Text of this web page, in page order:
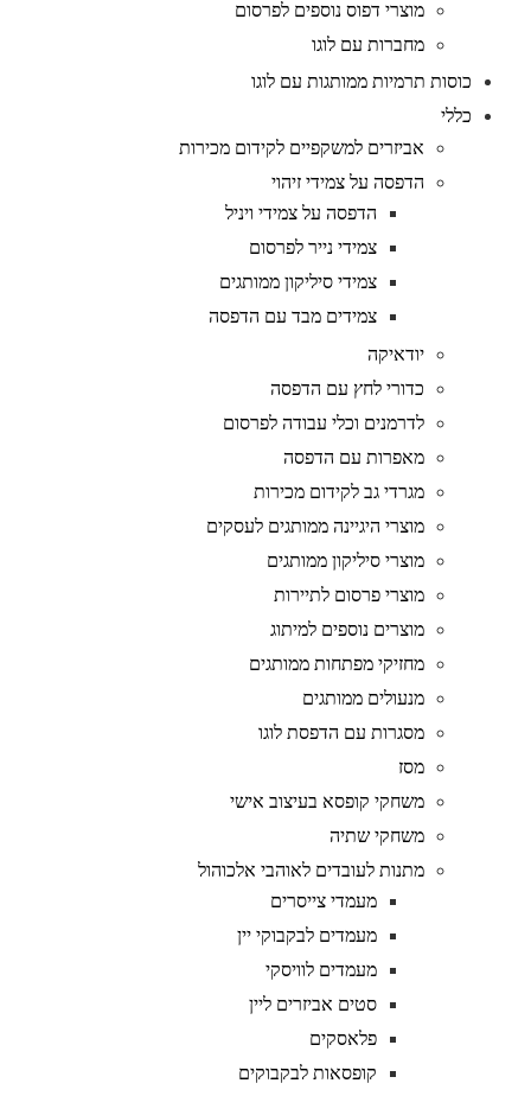
מוצרי דפוס נוספים לפרסום
מחברות עם לוגו
כוסות תרמיות ממותגות עם לוגו
כללי
אביזרים למשקפיים לקידום מכירות
הדפסה על צמידי זיהוי
הדפסה על צמידי ויניל
צמידי נייר לפרסום
צמידי סיליקון ממותגים
צמידים מבד עם הדפסה
יודאיקה
כדורי לחץ עם הדפסה
לדרמנים וכלי עבודה לפרסום
מאפרות עם הדפסה
מגרדי גב לקידום מכירות
מוצרי היגיינה ממותגים לעסקים
מוצרי סיליקון ממותגים
מוצרי פרסום לתיירות
מוצרים נוספים למיתוג
מחזיקי מפתחות ממותגים
מנעולים ממותגים
מסגרות עם הדפסת לוגו
מסז
משחקי קופסא בעיצוב אישי
משחקי שתיה
מתנות לעובדים לאוהבי אלכוהול
מעמדי צייסרים
מעמדים לבקבוקי יין
מעמדים לוויסקי
סטים אביזרים ליין
פלאסקים
קופסאות לבקבוקים